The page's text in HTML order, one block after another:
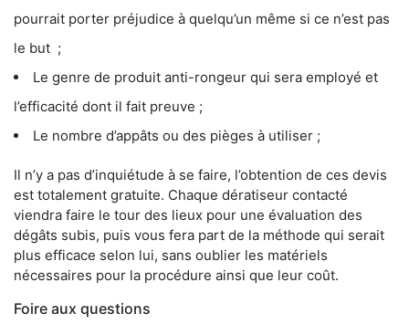
pourrait porter préjudice à quelqu’un même si ce n’est pas
le but ;
Le genre de produit anti-rongeur qui sera employé et
l’efficacité dont il fait preuve ;
Le nombre d’appâts ou des pièges à utiliser ;
Il n’y a pas d’inquiétude à se faire, l’obtention de ces devis
est totalement gratuite. Chaque dératiseur contacté
viendra faire le tour des lieux pour une évaluation des
dégâts subis, puis vous fera part de la méthode qui serait
plus efficace selon lui, sans oublier les matériels
nécessaires pour la procédure ainsi que leur coût.
Foire aux questions